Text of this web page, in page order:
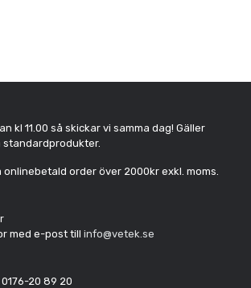
kl 11.00 så skickar vi samma dag! Gäller
onlinebetald order över 2000kr exkl. moms.
med e-post till info@vetek.se
20 89 20